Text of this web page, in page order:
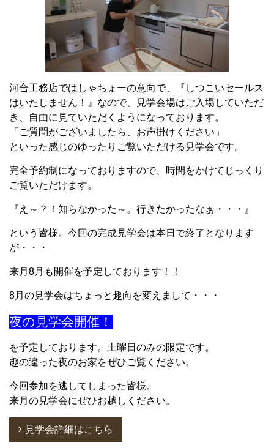
河合工務店ではしゃちょーの意向で、『しつこいセールス
はいたしません！』なので、見学会場はご入場していただ
き、自由に見ていただくようになっております。
「ご質問がございましたら、お声掛けください」
といった感じのゆったりご覧いただける見学会です。
完全予約制になっておりますので、時間をかけてじっくり
ご覧いただけます。
『え～？！知らなかった～。行きたかったなぁ・・・』
という皆様。今回の完成見学会は本日で終了となります
が・・・
来月8月も開催を予定しております！！
8月の見学会はちょっと趣向を変えまして・・・
夜の見学会開催！
を予定しております。土曜日のみの限定です。
趣の違った夜のお家をぜひご覧ください。
今回参加を逃してしまった皆様。
来月の見学会にぜひお越しください。
見学会詳細はこちら